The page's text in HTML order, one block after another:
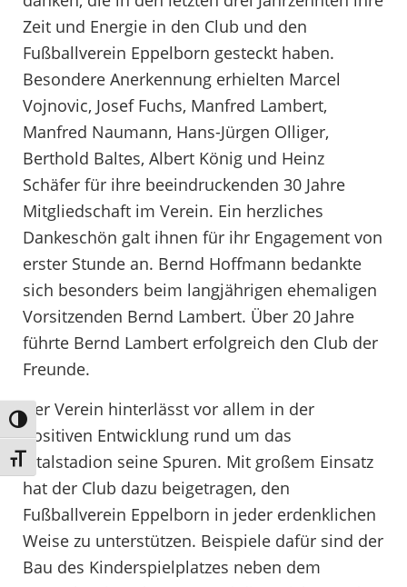
Umschalten auf hohe Kontraste
Schrift vergrößern
Zeit und Energie in den Club und den
Fußballverein Eppelborn gesteckt haben.
Besondere Anerkennung erhielten Marcel
Vojnovic, Josef Fuchs, Manfred Lambert,
Manfred Naumann, Hans-Jürgen Olliger,
Berthold Baltes, Albert König und Heinz
Schäfer für ihre beeindruckenden 30 Jahre
Mitgliedschaft im Verein. Ein herzliches
Dankeschön galt ihnen für ihr Engagement von
erster Stunde an. Bernd Hoffmann bedankte
sich besonders beim langjährigen ehemaligen
Vorsitzenden Bernd Lambert. Über 20 Jahre
führte Bernd Lambert erfolgreich den Club der
Freunde.
Der Verein hinterlässt vor allem in der
positiven Entwicklung rund um das
Illtalstadion seine Spuren. Mit großem Einsatz
hat der Club dazu beigetragen, den
Fußballverein Eppelborn in jeder erdenklichen
Weise zu unterstützen. Beispiele dafür sind der
Bau des Kinderspielplatzes neben dem